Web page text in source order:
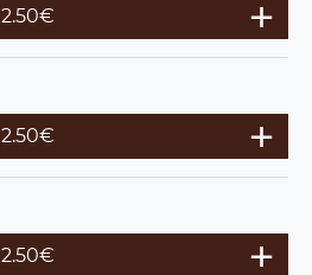
2.50€
2.50€
2.50€